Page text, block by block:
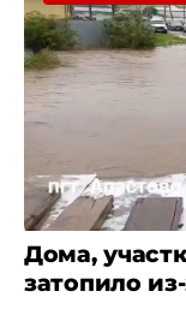
Дома,
затопило